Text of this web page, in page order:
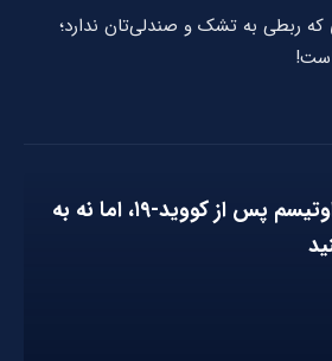
که ربطی به تشک و صندلی‌تان ندارد؛
افزایش تشخیص اوتیسم پس از کووید-۱۹، اما نه به